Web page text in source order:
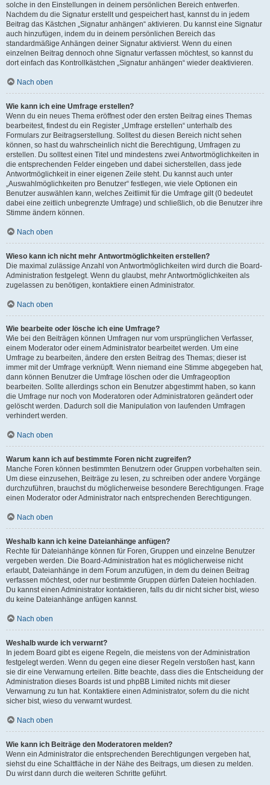
solche in den Einstellungen in deinem persönlichen Bereich entwerfen.
Nachdem du die Signatur erstellt und gespeichert hast, kannst du in jedem
Beitrag das Kästchen „Signatur anhängen“ aktivieren. Du kannst eine Signatur
auch hinzufügen, indem du in deinem persönlichen Bereich das
standardmäßige Anhängen deiner Signatur aktivierst. Wenn du einen
einzelnen Beitrag dennoch ohne Signatur verfassen möchtest, so kannst du
dort einfach das Kontrollkästchen „Signatur anhängen“ wieder deaktivieren.
Nach oben
Wie kann ich eine Umfrage erstellen?
Wenn du ein neues Thema eröffnest oder den ersten Beitrag eines Themas
bearbeitest, findest du ein Register „Umfrage erstellen“ unterhalb des
Formulars zur Beitragserstellung. Solltest du diesen Bereich nicht sehen
können, so hast du wahrscheinlich nicht die Berechtigung, Umfragen zu
erstellen. Du solltest einen Titel und mindestens zwei Antwortmöglichkeiten in
die entsprechenden Felder eingeben und dabei sicherstellen, dass jede
Antwortmöglichkeit in einer eigenen Zeile steht. Du kannst auch unter
„Auswahlmöglichkeiten pro Benutzer“ festlegen, wie viele Optionen ein
Benutzer auswählen kann, welches Zeitlimit für die Umfrage gilt (0 bedeutet
dabei eine zeitlich unbegrenzte Umfrage) und schließlich, ob die Benutzer ihre
Stimme ändern können.
Nach oben
Wieso kann ich nicht mehr Antwortmöglichkeiten erstellen?
Die maximal zulässige Anzahl von Antwortmöglichkeiten wird durch die Board-
Administration festgelegt. Wenn du glaubst, mehr Antwortmöglichkeiten als
zugelassen zu benötigen, kontaktiere einen Administrator.
Nach oben
Wie bearbeite oder lösche ich eine Umfrage?
Wie bei den Beiträgen können Umfragen nur vom ursprünglichen Verfasser,
einem Moderator oder einem Administrator bearbeitet werden. Um eine
Umfrage zu bearbeiten, ändere den ersten Beitrag des Themas; dieser ist
immer mit der Umfrage verknüpft. Wenn niemand eine Stimme abgegeben hat,
dann können Benutzer die Umfrage löschen oder die Umfrageoption
bearbeiten. Sollte allerdings schon ein Benutzer abgestimmt haben, so kann
die Umfrage nur noch von Moderatoren oder Administratoren geändert oder
gelöscht werden. Dadurch soll die Manipulation von laufenden Umfragen
verhindert werden.
Nach oben
Warum kann ich auf bestimmte Foren nicht zugreifen?
Manche Foren können bestimmten Benutzern oder Gruppen vorbehalten sein.
Um diese einzusehen, Beiträge zu lesen, zu schreiben oder andere Vorgänge
durchzuführen, brauchst du möglicherweise besondere Berechtigungen. Frage
einen Moderator oder Administrator nach entsprechenden Berechtigungen.
Nach oben
Weshalb kann ich keine Dateianhänge anfügen?
Rechte für Dateianhänge können für Foren, Gruppen und einzelne Benutzer
vergeben werden. Die Board-Administration hat es möglicherweise nicht
erlaubt, Dateianhänge in dem Forum anzufügen, in dem du deinen Beitrag
verfassen möchtest, oder nur bestimmte Gruppen dürfen Dateien hochladen.
Du kannst einen Administrator kontaktieren, falls du dir nicht sicher bist, wieso
du keine Dateianhänge anfügen kannst.
Nach oben
Weshalb wurde ich verwarnt?
In jedem Board gibt es eigene Regeln, die meistens von der Administration
festgelegt werden. Wenn du gegen eine dieser Regeln verstoßen hast, kann
sie dir eine Verwarnung erteilen. Bitte beachte, dass dies die Entscheidung der
Administration dieses Boards ist und phpBB Limited nichts mit dieser
Verwarnung zu tun hat. Kontaktiere einen Administrator, sofern du die nicht
sicher bist, wieso du verwarnt wurdest.
Nach oben
Wie kann ich Beiträge den Moderatoren melden?
Wenn ein Administrator die entsprechenden Berechtigungen vergeben hat,
siehst du eine Schaltfläche in der Nähe des Beitrags, um diesen zu melden.
Du wirst dann durch die weiteren Schritte geführt.